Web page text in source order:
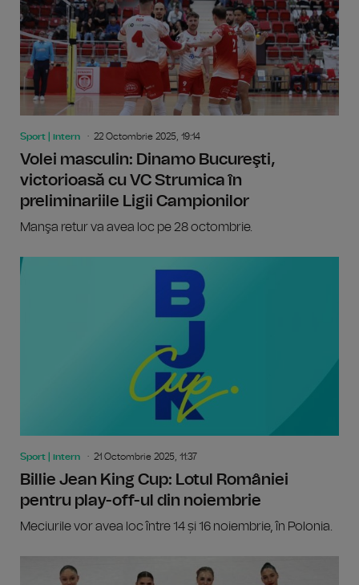
Sport | intern 22 Octombrie 2025, 19:14
Volei masculin: Dinamo Bucureşti,
victorioasă cu VC Strumica în
preliminariile Ligii Campionilor
Manşa retur va avea loc pe 28 octombrie.
Sport | intern 21 Octombrie 2025, 11:37
Billie Jean King Cup: Lotul României
pentru play-off-ul din noiembrie
Meciurile vor avea loc între 14 și 16 noiembrie, în Polonia.